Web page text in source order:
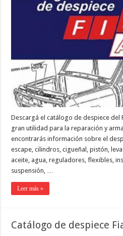
Descargá el catálogo de despiece del
gran utilidad para la reparación y
encontrarás información sobre el
escape, cilindros, cigueñal, pistón,
aceite, agua, reguladores, flexibles,
suspensión, …
Leer más »
Catálogo de despiece